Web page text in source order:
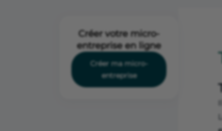
Créer votre micro-
entreprise en ligne
Créer ma micro-
entreprise